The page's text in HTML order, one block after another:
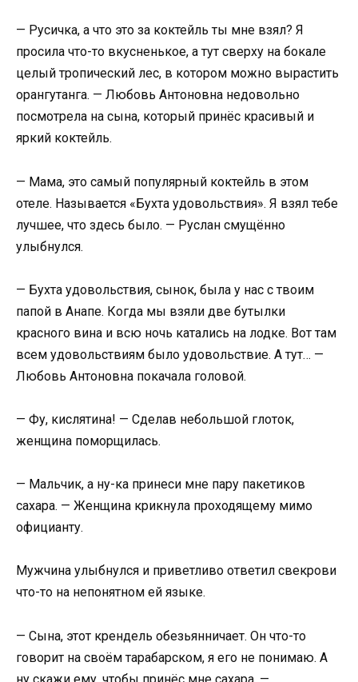
— Русичка, а что это за коктейль ты мне взял? Я
просила что-то вкусненькое, а тут сверху на бокале
целый тропический лес, в котором можно вырастить
орангутанга. — Любовь Антоновна недовольно
посмотрела на сына, который принёс красивый и
яркий коктейль.
— Мама, это самый популярный коктейль в этом
отеле. Называется «Бухта удовольствия». Я взял тебе
лучшее, что здесь было. — Руслан смущённо
улыбнулся.
— Бухта удовольствия, сынок, была у нас с твоим
папой в Анапе. Когда мы взяли две бутылки
красного вина и всю ночь катались на лодке. Вот там
всем удовольствиям было удовольствие. А тут… —
Любовь Антоновна покачала головой.
— Фу, кислятина! — Сделав небольшой глоток,
женщина поморщилась.
— Мальчик, а ну-ка принеси мне пару пакетиков
сахара. — Женщина крикнула проходящему мимо
официанту.
Мужчина улыбнулся и приветливо ответил свекрови
что-то на непонятном ей языке.
— Сына, этот крендель обезьянничает. Он что-то
говорит на своём тарабарском, я его не понимаю. А
ну скажи ему, чтобы принёс мне сахара. —